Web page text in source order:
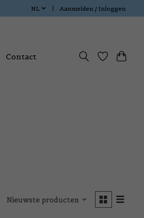
NL Aanmelden / Inloggen
Contact
Nieuwste producten